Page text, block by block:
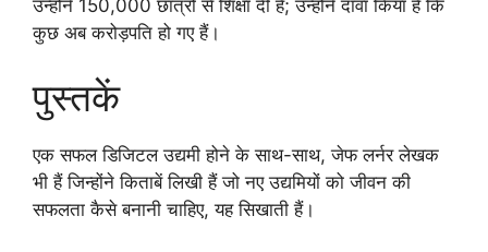
उन्होंने 150,000 छात्रों से शिक्षा दी है; उन्होंने दावा किया है कि
कुछ अब करोड़पति हो गए हैं।
पुस्तकें
एक सफल डिजिटल उद्यमी होने के साथ-साथ, जेफ लर्नर लेखक
भी हैं जिन्होंने किताबें लिखी हैं जो नए उद्यमियों को जीवन की
सफलता कैसे बनानी चाहिए, यह सिखाती हैं।